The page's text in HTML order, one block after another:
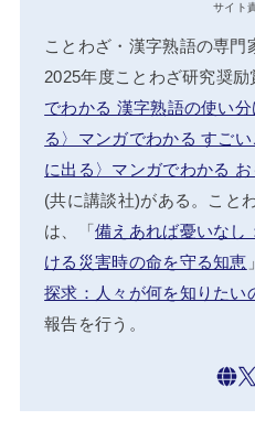
サイト
ことわざ・漢字熟語の専門
2025年度ことわざ研究奨励
でわかる 漢字熟語の使い
る〉マンガでわかる すご
に出る〉マンガでわかる
(共に講談社)がある。こと
は、「備えあれば憂いなし
ける災害時の命を守る知恵
探求：人々が何を知りたい
報告を行う。